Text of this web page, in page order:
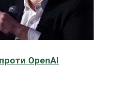
OpenAI